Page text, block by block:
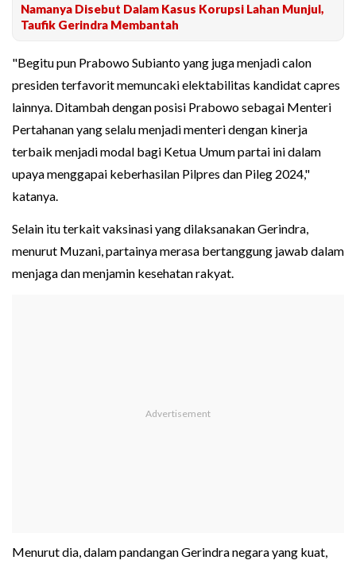
Namanya Disebut Dalam Kasus Korupsi Lahan Munjul,
Taufik Gerindra Membantah
"Begitu pun Prabowo Subianto yang juga menjadi calon
presiden terfavorit memuncaki elektabilitas kandidat capres
lainnya. Ditambah dengan posisi Prabowo sebagai Menteri
Pertahanan yang selalu menjadi menteri dengan kinerja
terbaik menjadi modal bagi Ketua Umum partai ini dalam
upaya menggapai keberhasilan Pilpres dan Pileg 2024,"
katanya.
Selain itu terkait vaksinasi yang dilaksanakan Gerindra,
menurut Muzani, partainya merasa bertanggung jawab dalam
menjaga dan menjamin kesehatan rakyat.
Menurut dia, dalam pandangan Gerindra negara yang kuat,